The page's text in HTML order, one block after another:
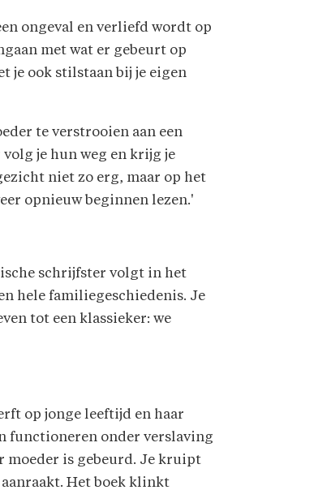
ongeval en verliefd wordt op
met wat er gebeurt op
je ook stilstaan bij je eigen
te verstrooien aan een
je hun weg en krijg je
niet zo erg, maar op het
opnieuw beginnen lezen.'
schrijfster volgt in het
hele familiegeschiedenis. Je
tot een klassieker: we
op jonge leeftijd en haar
functioneren onder verslaving
moeder is gebeurd. Je kruipt
Het boek klinkt